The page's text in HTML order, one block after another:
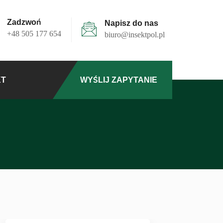
Zadzwoń
+48 505 177 654
Napisz do nas
biuro@insektpol.pl
WYŚLIJ ZAPYTANIE